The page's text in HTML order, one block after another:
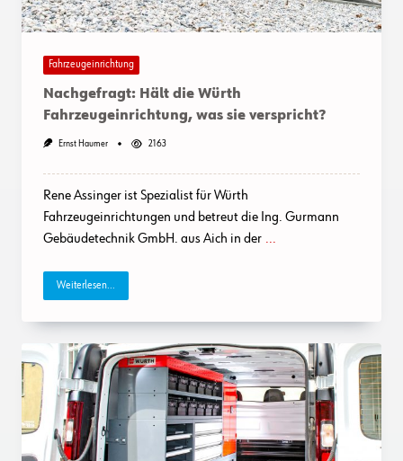
Fahrzeugeinrichtung
Nachgefragt: Hält die Würth
Fahrzeugeinrichtung, was sie verspricht?
Ernst Haumer 2163
Rene Assinger ist Spezialist für Würth
Fahrzeugeinrichtungen und betreut die Ing. Gurmann
Gebäudetechnik GmbH. aus Aich in der ...
Weiterlesen...